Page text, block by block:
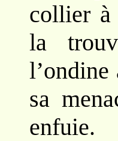
collier
la
sa